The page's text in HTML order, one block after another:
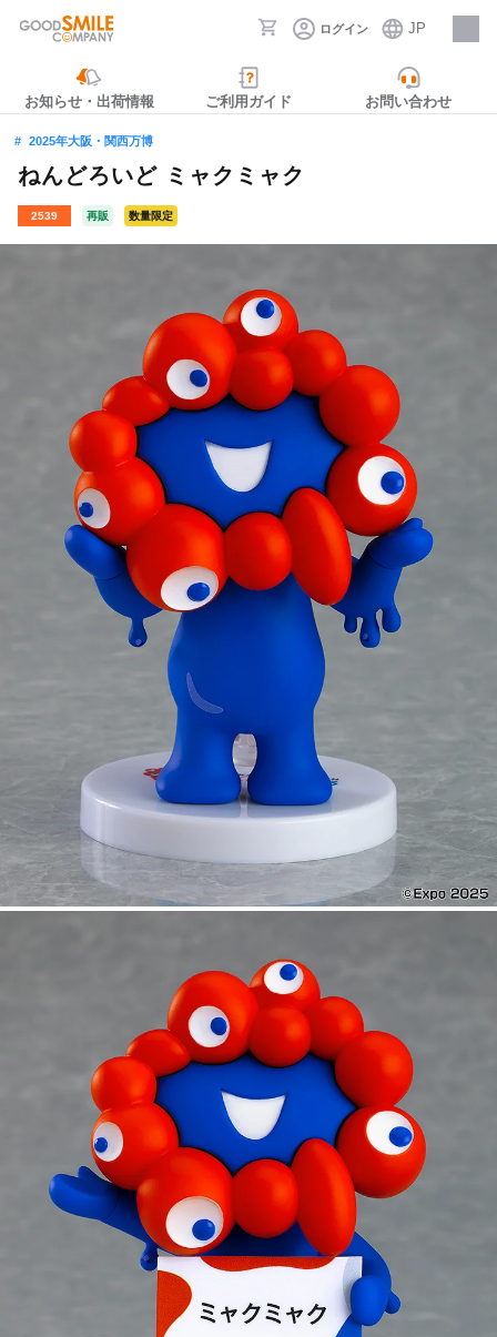
ログイン JP
採用情報
お知らせ・出荷情報 ご利用ガイド お問い合わせ
2025年大阪・関西万博
ねんどろいど ミャクミャク
2539 再販 数量限定